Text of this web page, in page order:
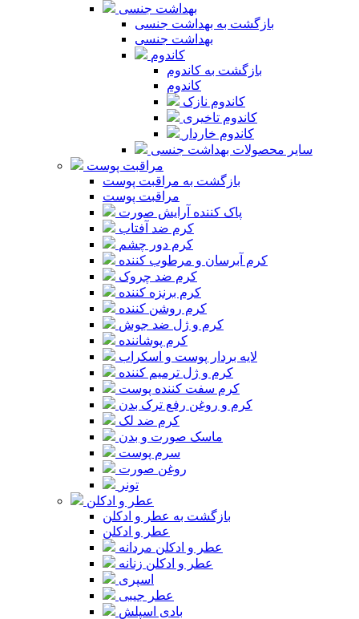
بهداشت جنسی
بازگشت به بهداشت جنسی
بهداشت جنسی
کاندوم
بازگشت به کاندوم
کاندوم
کاندوم نازک
کاندوم تاخیری
کاندوم خاردار
سایر محصولات بهداشت جنسی
مراقبت پوست
بازگشت به مراقبت پوست
مراقبت پوست
پاک کننده آرایش صورت
کرم ضد آفتاب
کرم دور چشم
کرم آبرسان و مرطوب کننده
کرم ضد چروک
کرم برنزه کننده
کرم روشن کننده
کرم و ژل ضد جوش
کرم پوشاننده
لایه بردار پوست و اسکراب
کرم و ژل ترمیم کننده
کرم سفت کننده پوست
کرم و روغن رفع ترک بدن
کرم ضد لک
ماسک صورت و بدن
سرم پوست
روغن صورت
تونر
عطر و ادکلن
بازگشت به عطر و ادکلن
عطر و ادکلن
عطر و ادکلن مردانه
عطر و ادکلن زنانه
اسپری
عطر جیبی
بادی اسپلش